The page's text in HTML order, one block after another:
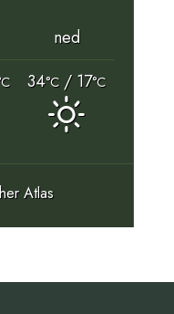
ned
34°C / 17°C
Atlas